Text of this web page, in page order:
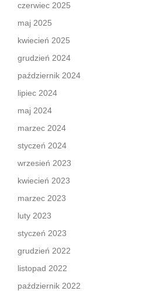
czerwiec 2025
maj 2025
kwiecień 2025
grudzień 2024
październik 2024
lipiec 2024
maj 2024
marzec 2024
styczeń 2024
wrzesień 2023
kwiecień 2023
marzec 2023
luty 2023
styczeń 2023
grudzień 2022
listopad 2022
październik 2022